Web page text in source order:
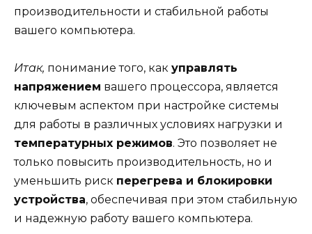
производительности и стабильной работы
вашего компьютера.
Итак, понимание того, как управлять
напряжением вашего процессора, является
ключевым аспектом при настройке системы
для работы в различных условиях нагрузки и
температурных режимов. Это позволяет не
только повысить производительность, но и
уменьшить риск перегрева и блокировки
устройства, обеспечивая при этом стабильную
и надежную работу вашего компьютера.